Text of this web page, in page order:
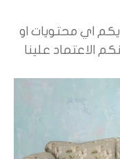
اي محتويات او
الاعتماد علينا